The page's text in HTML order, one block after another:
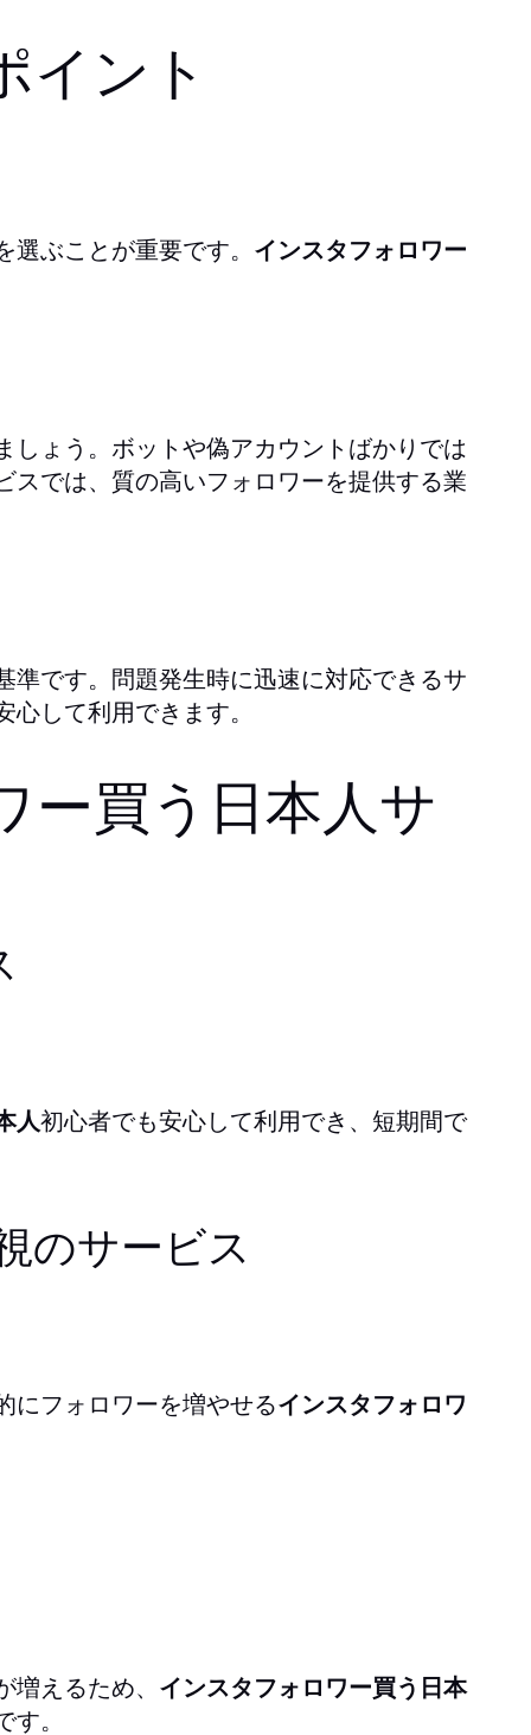
イント
ぶことが重要です。 インスタフォロワー
ょう。ボットや偽アカウントばかりでは
スでは、質の高いフォロワーを提供する業
です。問題発生時に迅速に対応できるサ
心して利用できます。
ー買う日本人サ
人初心者でも安心して利用でき、短期間で
のサービス
フォロワーを増やせるインスタフォロワ
えるため、 インスタフォロワー買う日本
。